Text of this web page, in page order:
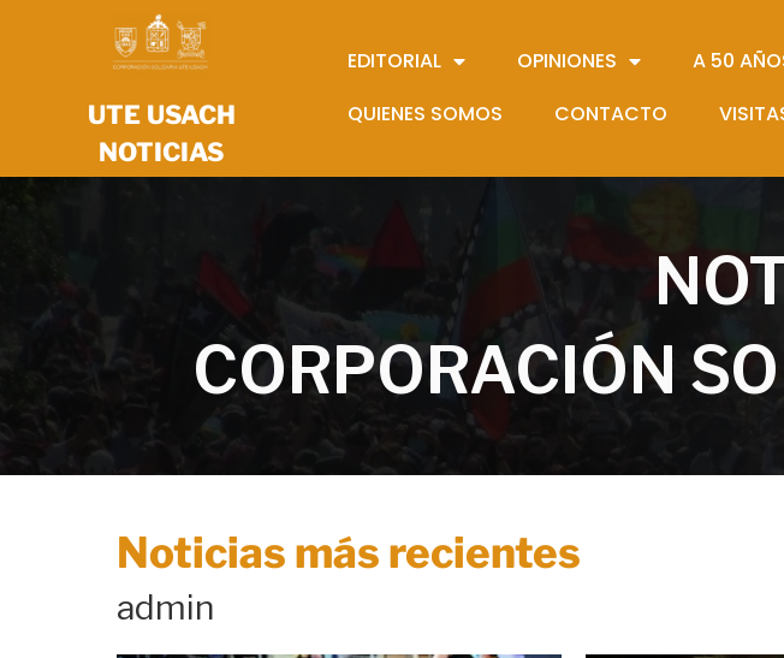
UTE USACH
NOTICIAS
EDITORIAL OPINIONES A 50
QUIENES SOMOS
CONTACTO
CORPORACIÓN
Noticias más recientes
admin